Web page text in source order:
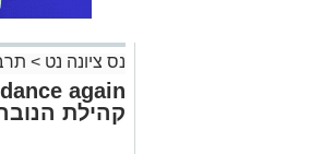
נס ציונה נט >
קהילת הנובה